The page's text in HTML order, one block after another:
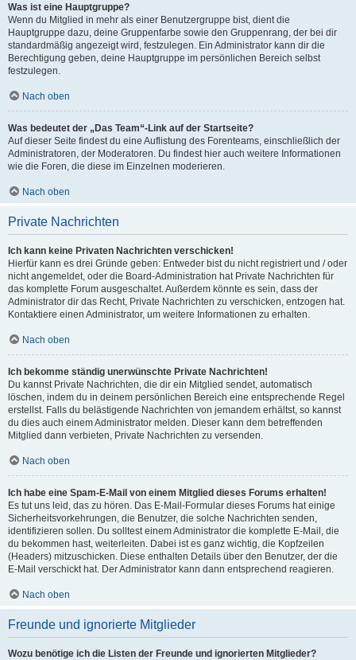
Was ist eine Hauptgruppe?
Wenn du Mitglied in mehr als einer Benutzergruppe bist, dient die
Hauptgruppe dazu, deine Gruppenfarbe sowie den Gruppenrang, der bei dir
standardmäßig angezeigt wird, festzulegen. Ein Administrator kann dir die
Berechtigung geben, deine Hauptgruppe im persönlichen Bereich selbst
festzulegen.
Nach oben
Was bedeutet der „Das Team“-Link auf der Startseite?
Auf dieser Seite findest du eine Auflistung des Forenteams, einschließlich der
Administratoren, der Moderatoren. Du findest hier auch weitere Informationen
wie die Foren, die diese im Einzelnen moderieren.
Nach oben
Private Nachrichten
Ich kann keine Privaten Nachrichten verschicken!
Hierfür kann es drei Gründe geben: Entweder bist du nicht registriert und / oder
nicht angemeldet, oder die Board-Administration hat Private Nachrichten für
das komplette Forum ausgeschaltet. Außerdem könnte es sein, dass der
Administrator dir das Recht, Private Nachrichten zu verschicken, entzogen hat.
Kontaktiere einen Administrator, um weitere Informationen zu erhalten.
Nach oben
Ich bekomme ständig unerwünschte Private Nachrichten!
Du kannst Private Nachrichten, die dir ein Mitglied sendet, automatisch
löschen, indem du in deinem persönlichen Bereich eine entsprechende Regel
erstellst. Falls du belästigende Nachrichten von jemandem erhältst, so kannst
du dies auch einem Administrator melden. Dieser kann dem betreffenden
Mitglied dann verbieten, Private Nachrichten zu versenden.
Nach oben
Ich habe eine Spam-E-Mail von einem Mitglied dieses Forums erhalten!
Es tut uns leid, das zu hören. Das E-Mail-Formular dieses Forums hat einige
Sicherheitsvorkehrungen, die Benutzer, die solche Nachrichten senden,
identifizieren sollen. Du solltest einem Administrator die komplette E-Mail, die
du bekommen hast, weiterleiten. Dabei ist es ganz wichtig, die Kopfzeilen
(Headers) mitzuschicken. Diese enthalten Details über den Benutzer, der die
E-Mail verschickt hat. Der Administrator kann dann entsprechend reagieren.
Nach oben
Freunde und ignorierte Mitglieder
Wozu benötige ich die Listen der Freunde und ignorierten Mitglieder?